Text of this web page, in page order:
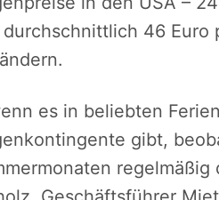
46 Euro
es in beliebten
gibt,
regelmäßig